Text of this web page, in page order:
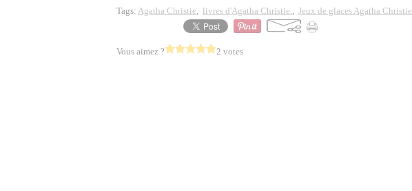
Tags: Agatha Christie, livres d'Agatha Christie., Jeux de glaces Agatha Christie
Vous aimez ? 2 votes